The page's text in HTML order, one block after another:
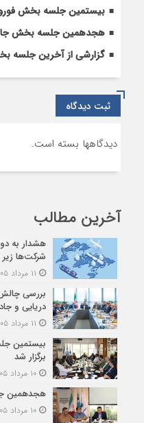
بیستمین جلسه بخش
هجدهمین جلسه بخش
گزارشی از آخرین جلسه
ثبت دیدگاه
دیدگاهها بسته است.
آخرین مطالب
هشدار به
شرکت‌ها زیر
بررسی
دریایی و
بیستمین
برگزار شد
۱۰ مرداد ۱۴۰۵ - ۱۴:۳۴
هجدهمین
۱۰ مرداد ۱۴۰۵ - ۸:۱۱